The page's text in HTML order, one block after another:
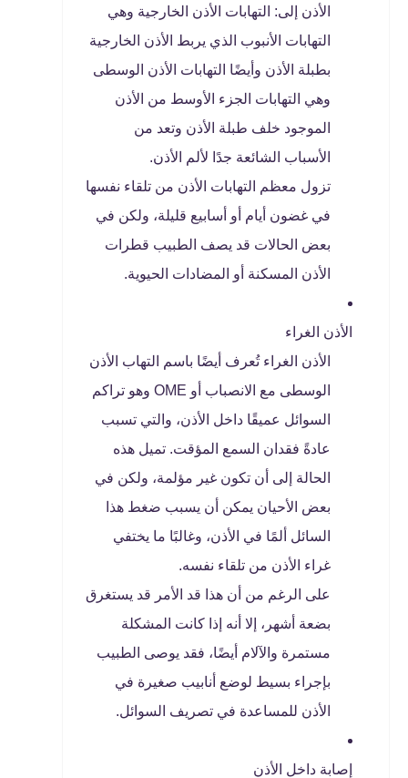
الأذن إلى: التهابات الأذن الخارجية وهي
التهابات الأنبوب الذي يربط الأذن الخارجية
بطبلة الأذن وأيضًا التهابات الأذن الوسطى
وهي التهابات الجزء الأوسط من الأذن
الموجود خلف طبلة الأذن وتعد من
الأسباب الشائعة جدًا لألم الأذن.
تزول معظم التهابات الأذن من تلقاء نفسها
في غضون أيام أو أسابيع قليلة، ولكن في
بعض الحالات قد يصف الطبيب قطرات
الأذن المسكنة أو المضادات الحيوية.
الأذن الغراء
الأذن الغراء تُعرف أيضًا باسم التهاب الأذن
الوسطى مع الانصباب أو OME وهو تراكم
السوائل عميقًا داخل الأذن، والتي تسبب
عادةً فقدان السمع المؤقت. تميل هذه
الحالة إلى أن تكون غير مؤلمة، ولكن في
بعض الأحيان يمكن أن يسبب ضغط هذا
السائل ألمًا في الأذن، وغالبًا ما يختفي
غراء الأذن من تلقاء نفسه.
على الرغم من أن هذا قد الأمر قد يستغرق
بضعة أشهر، إلا أنه إذا كانت المشكلة
مستمرة والآلام أيضًا، فقد يوصى الطبيب
بإجراء بسيط لوضع أنابيب صغيرة في
الأذن للمساعدة في تصريف السوائل.
إصابة داخل الأذن